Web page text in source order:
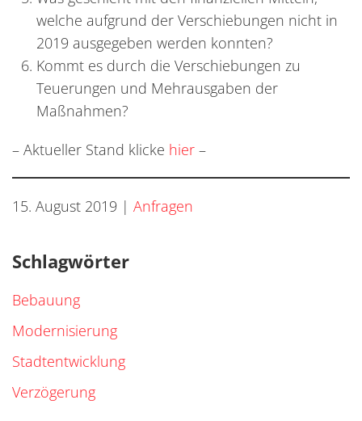
welche aufgrund der Verschiebungen nicht in
2019 ausgegeben werden konnten?
Kommt es durch die Verschiebungen zu
Teuerungen und Mehrausgaben der
Maßnahmen?
– Aktueller Stand klicke hier –
15. August 2019 | Anfragen
Schlagwörter
Bebauung
Modernisierung
Stadtentwicklung
Verzögerung